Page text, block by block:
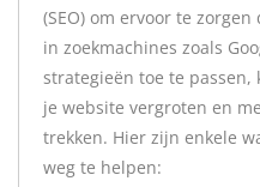
(SEO) om ervoor te
in zoekmachines zoals
strategieën toe te
je website vergroten en
trekken. Hier zijn enkele
weg te helpen: